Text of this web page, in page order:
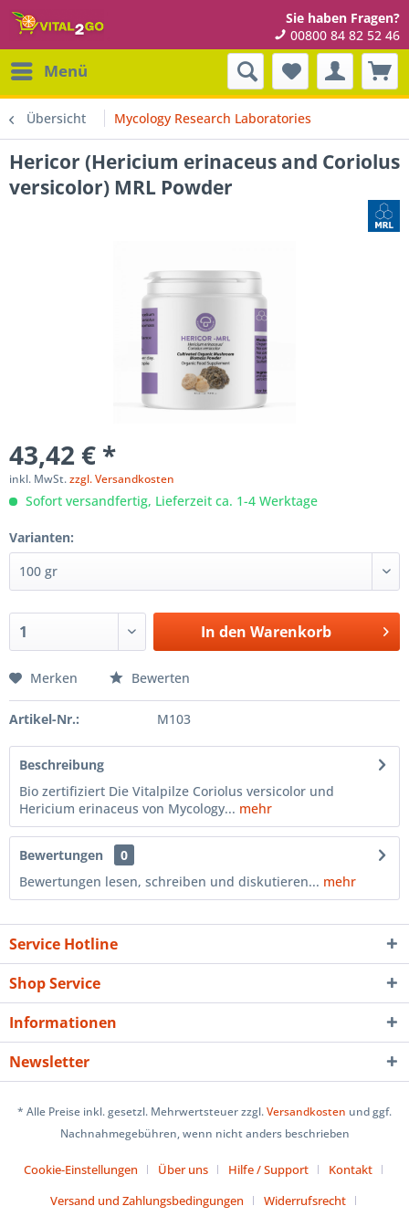
Sie haben Fragen?
00800 84 82 52 46
Menü
Übersicht Mycology Research Laboratories
Hericor (Hericium erinaceus and Coriolus
versicolor) MRL Powder
43,42 € *
inkl. MwSt.zzgl. Versandkosten
Sofort versandfertig, Lieferzeit ca. 1-4 Werktage
Varianten:
In den Warenkorb
Merken Bewerten
Artikel-Nr.: M103
Beschreibung
Bio zertifiziert Die Vitalpilze Coriolus versicolor und
Hericium erinaceus von Mycology... mehr
Bewertungen
0
Bewertungen lesen, schreiben und diskutieren... mehr
Service Hotline
Shop Service
Informationen
Newsletter
* Alle Preise inkl. gesetzl. Mehrwertsteuer zzgl.Versandkosten und ggf.
Nachnahmegebühren, wenn nicht anders beschrieben
Cookie-Einstellungen Über uns Hilfe / Support
Kontakt
Versand und Zahlungsbedingungen
Widerrufsrecht